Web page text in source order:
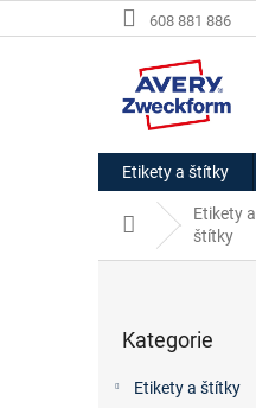
na
608 881 886
Etikety a štítky
Domů
Etikety a
štítky
kategorie
Kategorie
Etikety a štítky